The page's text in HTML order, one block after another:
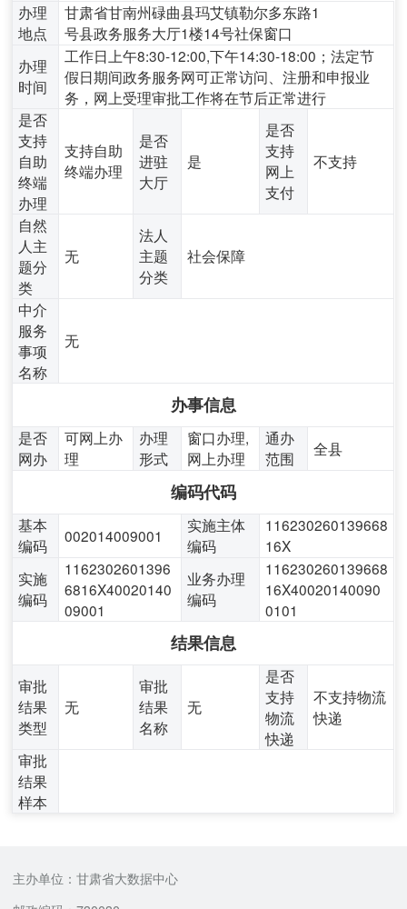
办理
地点
甘肃省甘南州碌曲县玛艾镇勒尔多东路1
号县政务服务大厅1楼14号社保窗口
办理
时间
工作日上午8:30-12:00,下午14:30-18:00；法定节
假日期间政务服务网可正常访问、注册和申报业
务，网上受理审批工作将在节后正常进行
是否
支持
自助
终端
办理
支持自助
终端办理
是否
进驻
大厅
是
是否
支持
网上
支付
不支持
自然
人主
题分
类
无
法人
主题
分类
社会保障
中介
服务
事项
名称
无
办事信息
是否
网办
可网上办
理
办理
形式
窗口办理,
网上办理
通办
范围
全县
编码代码
基本
编码
002014009001
实施主体
编码
116230260139668
16X
实施
编码
1162302601396
6816X40020140
09001
业务办理
编码
116230260139668
16X40020140090
0101
结果信息
审批
结果
类型
无
审批
结果
名称
无
是否
支持
物流
快递
不支持物流
快递
审批
结果
样本
主办单位：甘肃省大数据中心